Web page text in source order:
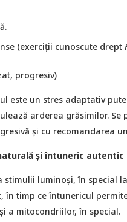
(exerciţii cunoscute drept
progresiv)
este un stres adaptativ
arderea grăsimilor. Se
şi cu recomandarea
și întuneric autentic
stimulii luminoşi, în special
în timp ce întunericul
a mitocondriilor, în special.